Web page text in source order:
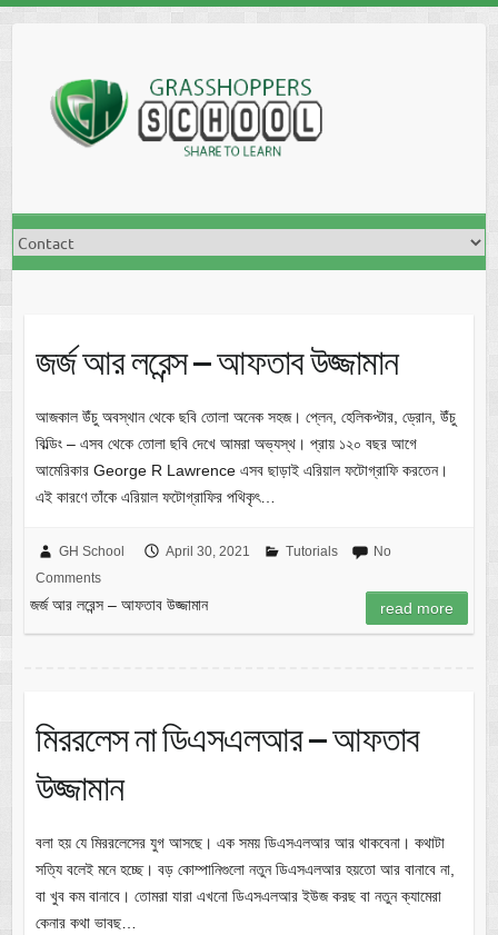
জর্জ আর লরেন্স – আফতাব উজ্জামান
আজকাল উঁচু অবস্থান থেকে ছবি তোলা অনেক সহজ। প্লেন, হেলিকপ্টার, ড্রোন, উঁচু
বিল্ডিং – এসব থেকে তোলা ছবি দেখে আমরা অভ্যস্থ। প্রায় ১২০ বছর আগে
আমেরিকার George R Lawrence এসব ছাড়াই এরিয়াল ফটোগ্রাফি করতেন।
এই কারণে তাঁকে এরিয়াল ফটোগ্রাফির পথিকৃৎ…
GH School April 30, 2021 Tutorials
No
Comments
জর্জ আর লরেন্স – আফতাব উজ্জামান read more
মিররলেস না ডিএসএলআর – আফতাব
উজ্জামান
বলা হয় যে মিররলেসের যুগ আসছে। এক সময় ডিএসএলআর আর থাকবেনা। কথাটা
সত্যি বলেই মনে হচ্ছে। বড় কোম্পানিগুলো নতুন ডিএসএলআর হয়তো আর বানাবে না,
বা খুব কম বানাবে। তোমরা যারা এখনো ডিএসএলআর ইউজ করছ বা নতুন ক্যামেরা
কেনার কথা ভাবছ…